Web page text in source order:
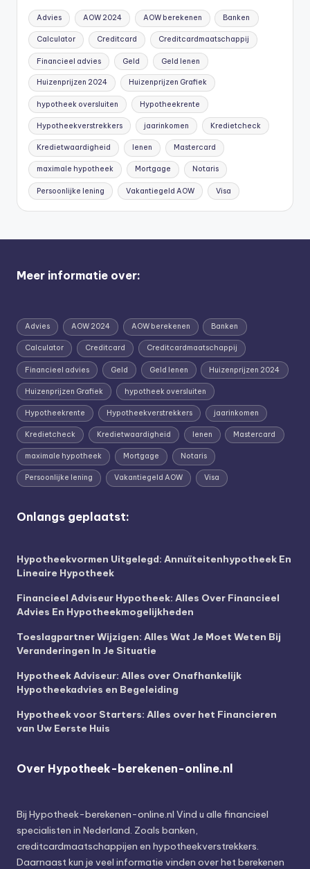
Advies AOW 2024 AOW berekenen Banken
Calculator Creditcard Creditcardmaatschappij
Financieel advies Geld Geld lenen
Huizenprijzen 2024 Huizenprijzen Grafiek
hypotheek oversluiten Hypotheekrente
Hypotheekverstrekkers jaarinkomen Kredietcheck
Kredietwaardigheid lenen Mastercard
maximale hypotheek Mortgage Notaris
Persoonlijke lening Vakantiegeld AOW Visa
Meer informatie over:
Advies AOW 2024 AOW berekenen Banken
Calculator Creditcard Creditcardmaatschappij
Financieel advies Geld Geld lenen Huizenprijzen 2024
Huizenprijzen Grafiek hypotheek oversluiten
Hypotheekrente Hypotheekverstrekkers jaarinkomen
Kredietcheck Kredietwaardigheid lenen Mastercard
maximale hypotheek Mortgage Notaris
Persoonlijke lening Vakantiegeld AOW Visa
Onlangs geplaatst:
Hypotheekvormen Uitgelegd: Annuïteitenhypotheek En
Lineaire Hypotheek
Financieel Adviseur Hypotheek: Alles Over Financieel
Advies En Hypotheekmogelijkheden
Toeslagpartner Wijzigen: Alles Wat Je Moet Weten Bij
Veranderingen In Je Situatie
Hypotheek Adviseur: Alles over Onafhankelijk
Hypotheekadvies en Begeleiding
Hypotheek voor Starters: Alles over het Financieren
van Uw Eerste Huis
Over Hypotheek-berekenen-online.nl
Bij Hypotheek-berekenen-online.nl Vind u alle financieel
specialisten in Nederland. Zoals banken,
creditcardmaatschappijen en hypotheekverstrekkers.
Daarnaast kun je veel informatie vinden over het berekenen